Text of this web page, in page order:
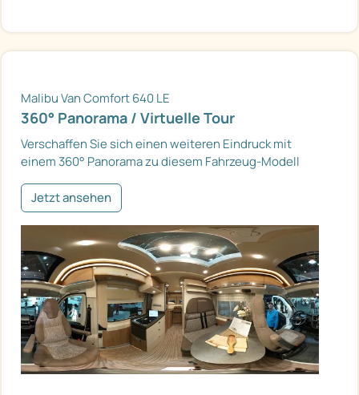
Malibu Van Comfort 640 LE
360° Panorama / Virtuelle Tour
Verschaffen Sie sich einen weiteren Eindruck mit
einem 360° Panorama zu diesem Fahrzeug-Modell
Jetzt ansehen